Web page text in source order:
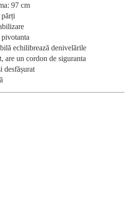
97 cm
echilibrează denivelările
are un cordon de siguranta
desfășurat